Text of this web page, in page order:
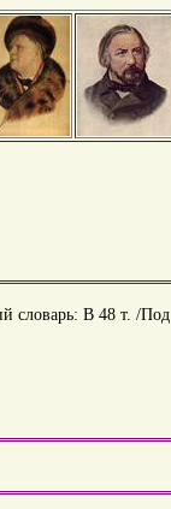
словарь: В 48 т. /Под